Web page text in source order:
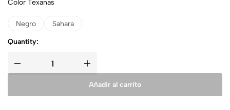
Color Texanas
Negro Sahara
Quantity:
Añadir al carrito